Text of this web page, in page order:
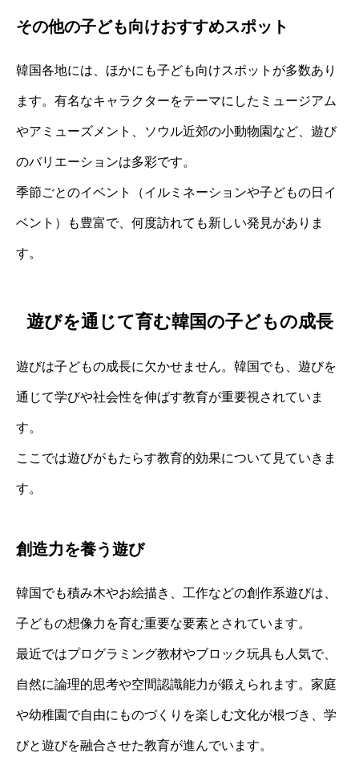
その他の子ども向けおすすめスポット
韓国各地には、ほかにも子ども向けスポットが多数あり
ます。有名なキャラクターをテーマにしたミュージアム
やアミューズメント、ソウル近郊の小動物園など、遊び
のバリエーションは多彩です。
季節ごとのイベント（イルミネーションや子どもの日イ
ベント）も豊富で、何度訪れても新しい発見がありま
す。
遊びを通じて育む韓国の子どもの成長
遊びは子どもの成長に欠かせません。韓国でも、遊びを
通じて学びや社会性を伸ばす教育が重要視されていま
す。
ここでは遊びがもたらす教育的効果について見ていきま
す。
創造力を養う遊び
韓国でも積み木やお絵描き、工作などの創作系遊びは、
子どもの想像力を育む重要な要素とされています。
最近ではプログラミング教材やブロック玩具も人気で、
自然に論理的思考や空間認識能力が鍛えられます。家庭
や幼稚園で自由にものづくりを楽しむ文化が根づき、学
びと遊びを融合させた教育が進んでいます。